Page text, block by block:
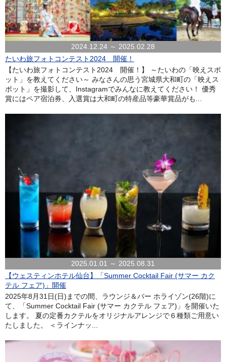
2024.12.24 ～ 2025.02.28
たいわ旅フォトコンテスト2024 開催！
【たいわ旅フォトコンテスト2024 開催！】 ～たいわの「映えスポ
ット」を教えてください～ みなさんの思う宮城県大和町の「映えス
ポット」を撮影して、Instagramでみんなに教えてください！ 優秀
賞にはペア宿泊券、入選賞は大和町の特産品等豪華賞品がも...
2025.01.01 ～ 2025.08.31
【ウェスティンホテル仙台】「Summer Cocktail Fair (サマー カク
テル フェア)」開催
2025年8月31日(日)までの間、ラウンジ＆バー ホライゾン(26階)に
て、「Summer Cocktail Fair (サマー カクテル フェア)」を開催いた
します。 夏の定番カクテルをオリジナルアレンジで６種類ご用意い
たしました。 ＜ラインナッ...